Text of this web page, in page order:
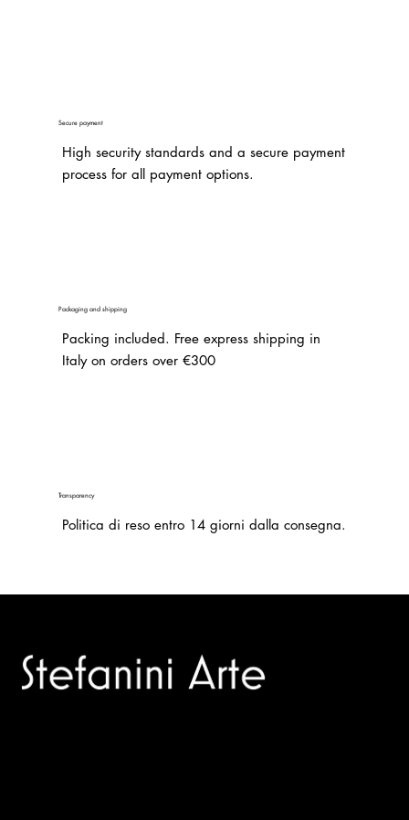
Secure payment
High security standards and a secure payment
process for all payment options.
Packaging and shipping
Packing included. Free express shipping in
Italy on orders over €300
Transparency
Politica di reso entro 14 giorni dalla consegna.